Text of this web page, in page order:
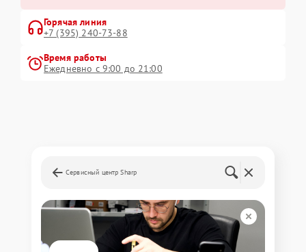
Горячая линия
+7 (395) 240-73-88
Время работы
Ежедневно с 9:00 до 21:00
Сервисный центр Sharp